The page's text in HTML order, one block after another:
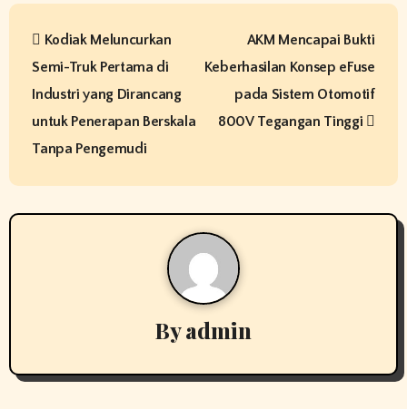
P
n
a
a
Kodiak Meluncurkan
Semi-Truk Pertama di
Industri yang Dirancang
untuk Penerapan Berskala
Tanpa Pengemudi
AKM Mencapai Bukti
Keberhasilan Konsep eFuse
pada Sistem Otomotif
800V Tegangan Tinggi
Byadmin